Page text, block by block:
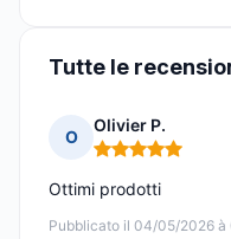
Tutte le
O
Olivier P.
Nota: 5 su 5
Pubblicato il 04/05/2026 à
Ottimi prodotti